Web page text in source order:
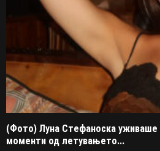
(Фото) Луна Стефаноска уживаше
моменти од летувањето...